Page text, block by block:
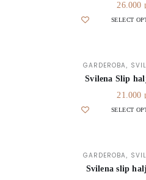
26.000
SELECT
GARDEROBA,
Svilena Slip
21.000
SELECT
GARDEROBA,
Svilena slip